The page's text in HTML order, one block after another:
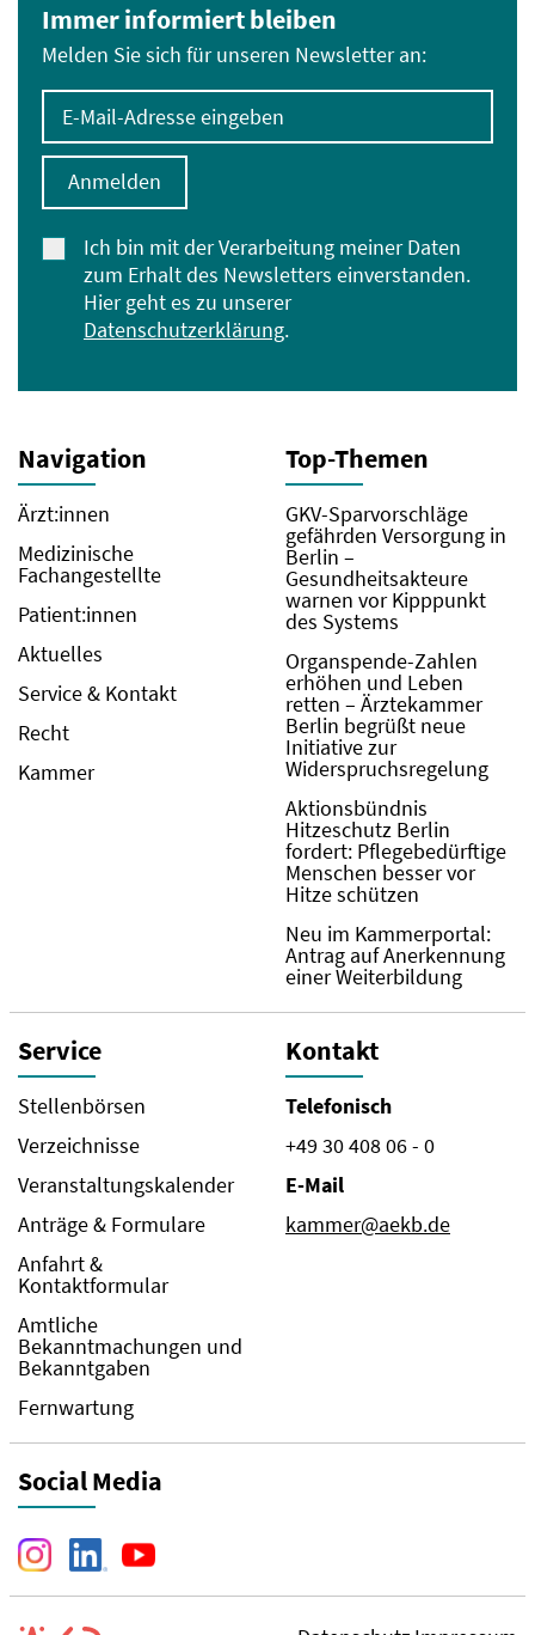
Immer informiert bleiben
Melden Sie sich für unseren Newsletter an:
E-Mail-Adresse eingeben
Ich bin mit der Verarbeitung meiner Daten
zum Erhalt des Newsletters einverstanden.
Hier geht es zu unserer
Datenschutzerklärung.
Anmelden
Navigation
Ärzt:innen
Medizinische
Fachangestellte
Patient:innen
Aktuelles
Service & Kontakt
Recht
Kammer
Top-Themen
GKV-Sparvorschläge
gefährden Versorgung in
Berlin –
Gesundheitsakteure
warnen vor Kipppunkt
des Systems
Organspende-Zahlen
erhöhen und Leben
retten – Ärztekammer
Berlin begrüßt neue
Initiative zur
Widerspruchsregelung
Aktionsbündnis
Hitzeschutz Berlin
fordert: Pflegebedürftige
Menschen besser vor
Hitze schützen
Neu im Kammerportal:
Antrag auf Anerkennung
einer Weiterbildung
Service
Stellenbörsen
Verzeichnisse
Veranstaltungskalender
Anträge & Formulare
Anfahrt &
Kontaktformular
Amtliche
Bekanntmachungen und
Bekanntgaben
Fernwartung
Kontakt
Telefonisch
+49 30 408 06 - 0
E-Mail
kammer@aekb.de
Social Media